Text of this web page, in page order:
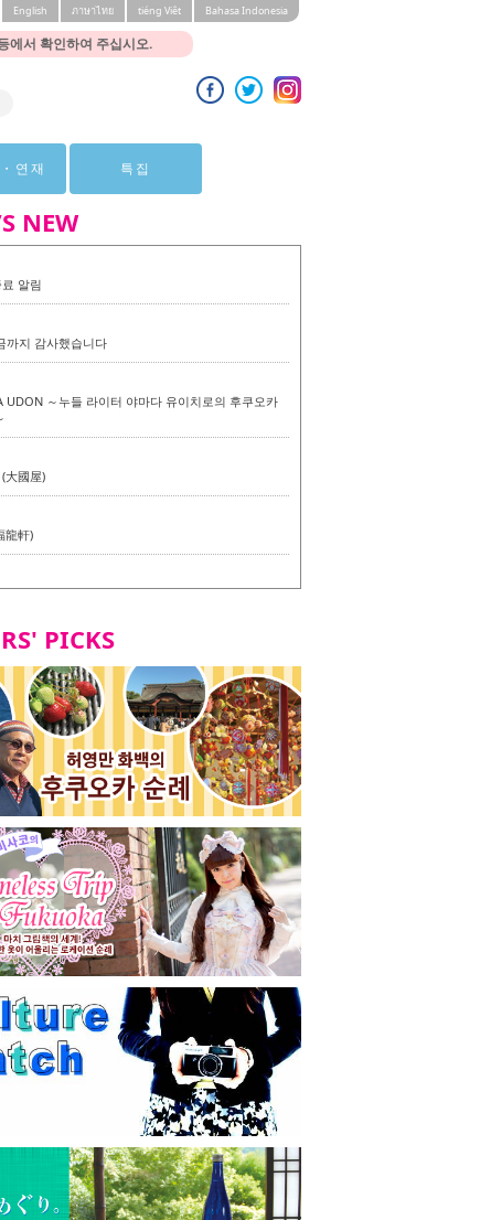
에서 확인하여 주십시오.
English ภาษาไทย tiéng Viêt Bahasa Indonesia
연재 특집
NEW
알림
까지 감사했습니다
UDON ～누들 라이터 야마다 유이치로의 후쿠오카
大國屋)
龍軒)
월드 - Presented by 누들 라이터 야마다 유이치로
리언 메뉴 시식 투어 in 후쿠오카시
즈 하카타 본점 / 磯ぎよからず 博多本店 - 비건・베
시식투어 in 후쿠오카시 -
다이묘점 -비건・베지테리언 메뉴 시식투어 in 후쿠오
오본사 우동점 / 東筑軒 折尾本社うどん店
PICKS